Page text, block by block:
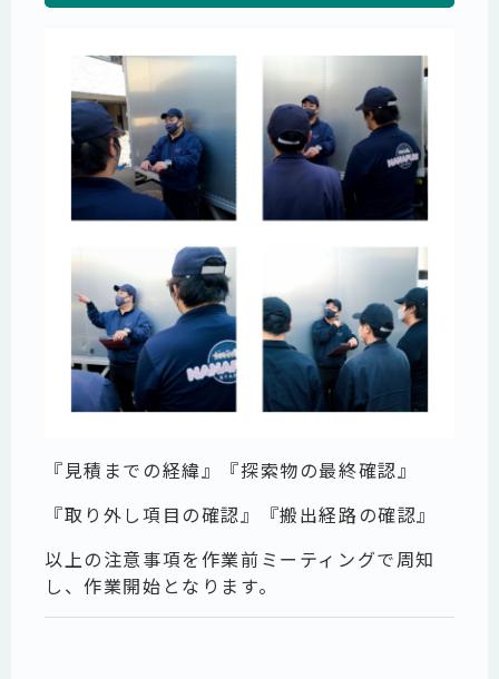
『見積までの経緯』『探索物の最終確認』
『取り外し項目の確認』『搬出経路の確認』
以上の注意事項を作業前ミーティングで周知
し、作業開始となります。